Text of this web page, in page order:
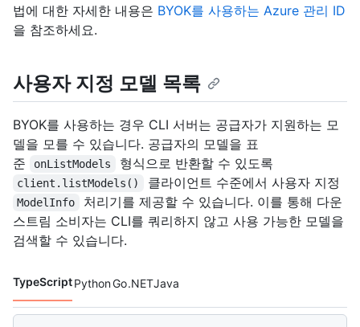
법에 대한 자세한 내용은 BYOK를 사용하는 Azure 관리 ID
을 참조하세요.
사용자 지정 모델 목록
BYOK를 사용하는 경우 CLI 서버는 공급자가 지원하는 모
델을 모를 수 있습니다. 공급자의 모델을 표
준
onListModels 형식으로 반환할 수 있도록
client.listModels() 클라이언트 수준에서 사용자 지정
ModelInfo
처리기를 제공할 수 있습니다. 이를 통해 다운
스트림 소비자는 CLI를 쿼리하지 않고 사용 가능한 모델을
검색할 수 있습니다.
코드 언어 navigation
TypeScriptPythonGo.NETJava